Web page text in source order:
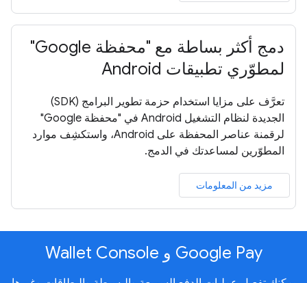
دمج أكثر بساطة مع "محفظة Google"
لمطوّري تطبيقات Android
تعرَّف على مزايا استخدام حزمة تطوير البرامج (SDK)
الجديدة لنظام التشغيل Android في "محفظة Google"
لرقمنة عناصر المحفظة على Android، واستكشِف موارد
المطوّرين لمساعدتك في الدمج.
مزيد من المعلومات
Google Pay و Wallet Console